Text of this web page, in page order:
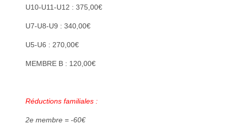
U10-U11-U12 : 375,00€
U7-U8-U9 : 340,00€
U5-U6 : 270,00€
MEMBRE B : 120,00€
Réductions familiales :
2e membre = -60€